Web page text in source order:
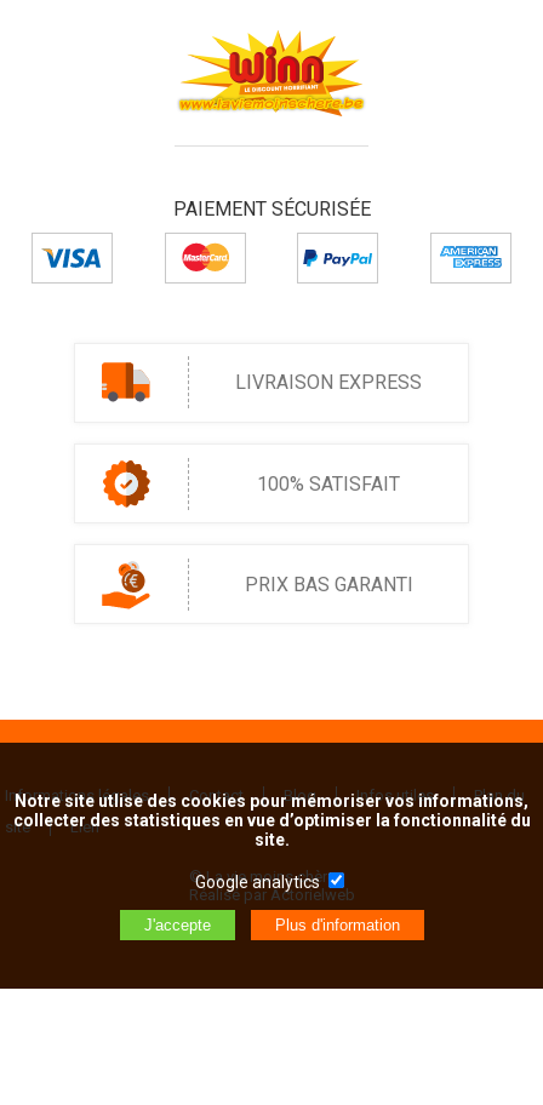
PAIEMENT SÉCURISÉE
LIVRAISON EXPRESS
100% SATISFAIT
PRIX BAS GARANTI
Informations légales Contact Blog Infos utiles
Plan du
site
Lien
© La vie moins chère
Réalisé par Actorielweb
Notre site utlise des cookies pour mémoriser vos informations,
collecter des statistiques en vue d’optimiser la fonctionnalité du
site.
Google analytics